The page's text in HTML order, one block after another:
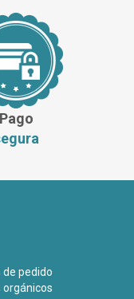
Pago
pedido
orgánicos